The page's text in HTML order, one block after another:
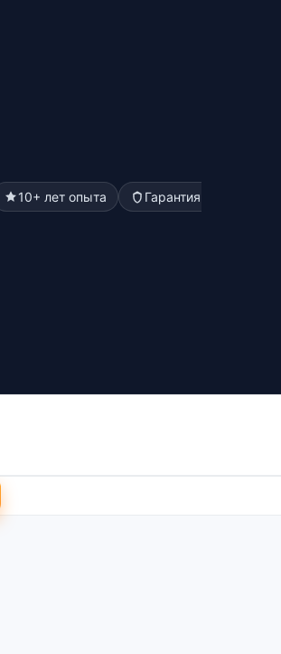
10+ лет опыта Гарантия до 5 лет